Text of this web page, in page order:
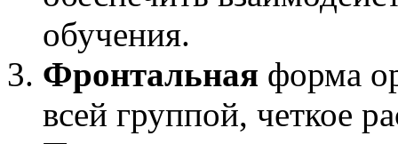
обучения.
Фронтальная форма
всей группой, четкое